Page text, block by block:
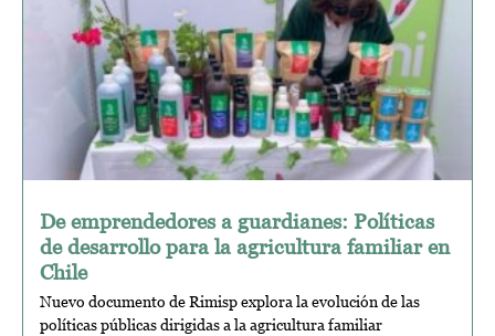
De emprendedores a guardianes: Políticas
de desarrollo para la agricultura familiar en
Chile
Nuevo documento de Rimisp explora la evolución de las
políticas públicas dirigidas a la agricultura familiar